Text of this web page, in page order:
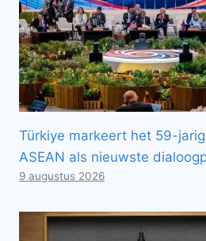
Türkiye markeert het 59-
ASEAN als nieuwste
9 augustus 2026